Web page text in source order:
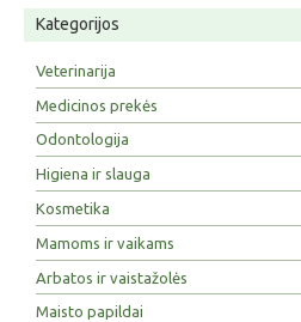
Kategorijos
Veterinarija
Medicinos prekės
Odontologija
Higiena ir slauga
Kosmetika
Mamoms ir vaikams
Arbatos ir vaistažolės
Maisto papildai